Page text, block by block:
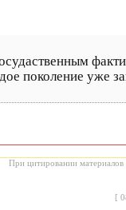
поколение уже
При цитировании материалов
[